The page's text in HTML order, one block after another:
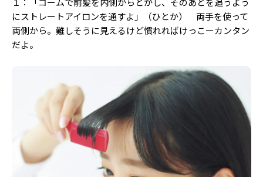
にストレートアイロンを通すよ」（ひとか） 両手を使って
両側から。難しそうに見えるけど慣れればけっこーカンタン
だよ。